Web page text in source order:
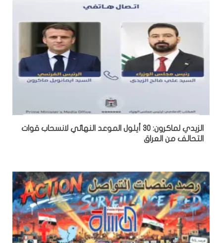
الزيدي لماكرون: 30 أيلول الموعد النهائي لانسحاب قوات
التحالف من العراق